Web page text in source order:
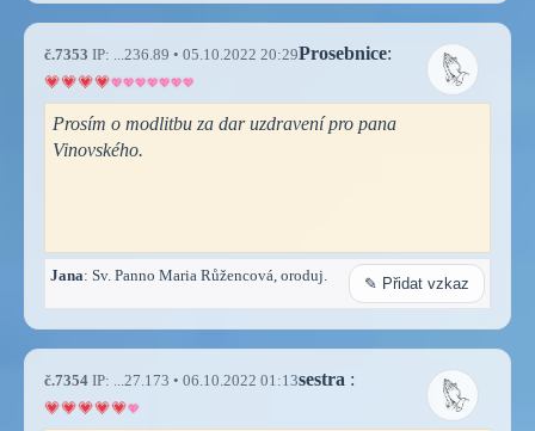
č.7353 IP: ...236.89 • 05.10.2022 20:29Prosebnice:
Prosím o modlitbu za dar uzdravení pro pana
Vinovského.
Jana: Sv. Panno Maria Růžencová, oroduj. ✎ Přidat vzkaz
č.7354 IP: ...27.173 • 06.10.2022 01:13sestra :